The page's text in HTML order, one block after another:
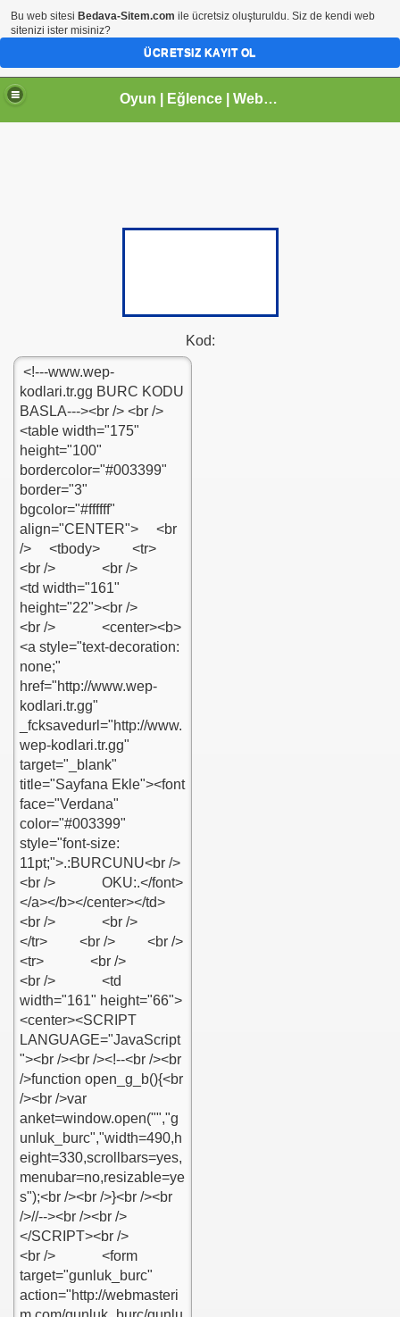
Oyun | Eğlence | Webmaster | tr.gg Paylaşım Sitesi | Arhavi |Kireçlik Köyü
Kod:
Bu web sitesi Bedava-Sitem.com ile ücretsiz oluşturuldu. Siz de kendi web
sitenizi ister misiniz?
ÜCRETSIZ KAYIT OL